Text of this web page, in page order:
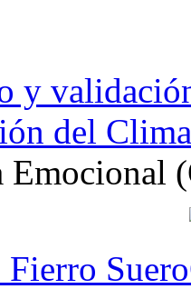
y
del
Fierro Suero